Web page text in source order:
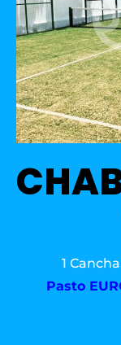
1 Cancha
Pasto